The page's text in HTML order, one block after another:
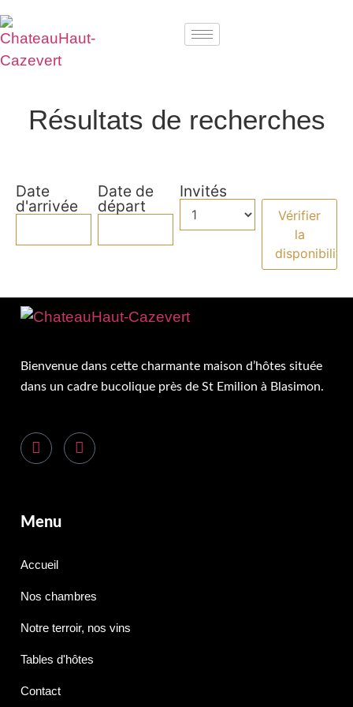
Résultats de recherches
Date
d'arrivée
Date de
départ
Invités
Bienvenue dans cette charmante maison d’hôtes située
dans un cadre bucolique près de St Emilion à Blasimon.
Menu
Accueil
Nos chambres
Notre terroir, nos vins
Tables d'hôtes
Contact